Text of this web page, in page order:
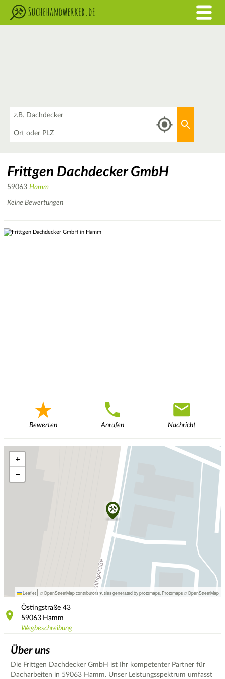
Frittgen Dachdecker GmbH
59063 Hamm
Keine Bewertungen
Bewerten Anrufen Nachricht
+
−
Leaflet | © OpenStreetMap contributors ♥, tiles generated by protomaps Protomaps©OpenStreetMap
Östingstraße 43
59063 Hamm
Wegbeschreibung
Über uns
Die Frittgen Dachdecker GmbH ist Ihr kompetenter Partner für
Dacharbeiten in 59063 Hamm. Unser Leistungsspektrum umfasst